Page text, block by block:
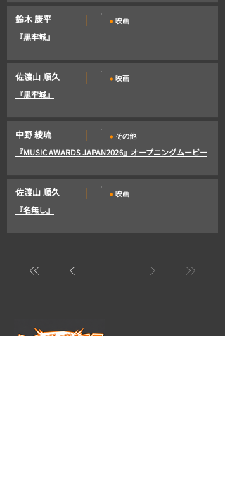
鈴木 康平 |
『黒牢城』
映画
・
佐渡山 順久 |
『黒牢城』
映画
・
中野 綾琉 |
『MUSIC AWARDS JAPAN2026』オープニングムービー
その他
・
佐渡山 順久 |
『名無し』
映画
・